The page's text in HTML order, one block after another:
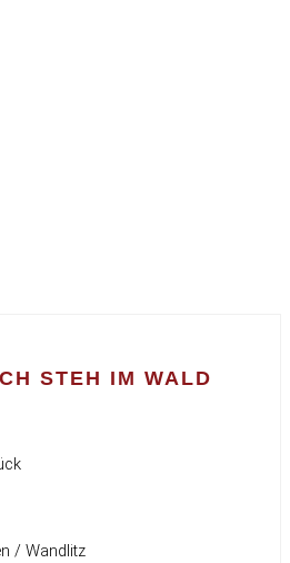
STEH IM WALD
/ Wandlitz